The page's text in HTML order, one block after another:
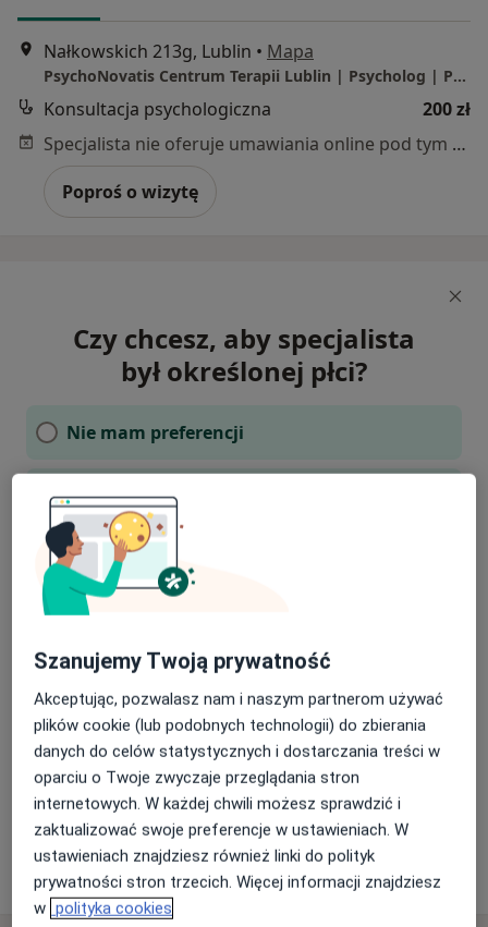
Nałkowskich 213g, Lublin • Mapa
PsychoNovatis Centrum Terapii Lublin | Psycholog | Psychoterapeuta
Konsultacja psychologiczna
200 zł
Specjalista nie oferuje umawiania online pod tym adresem.
Poproś o wizytę
Czy chcesz, aby specjalista
był określonej płci?
Nie mam preferencji
Tak, kobieta
Tak, mężczyzna
Szanujemy Twoją prywatność
Akceptując, pozwalasz nam i naszym partnerom używać
plików cookie (lub podobnych technologii) do zbierania
danych do celów statystycznych i dostarczania treści w
oparciu o Twoje zwyczaje przeglądania stron
internetowych. W każdej chwili możesz sprawdzić i
zaktualizować swoje preferencje w ustawieniach. W
ustawieniach znajdziesz również linki do polityk
prywatności stron trzecich. Więcej informacji znajdziesz
w polityka cookies